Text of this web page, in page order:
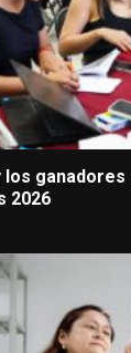
los
2026